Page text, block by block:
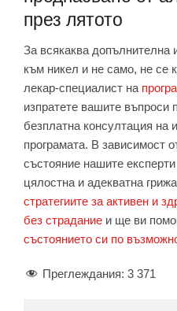
през лятото
За всякаква допълнителна
към никел и не само, не се
лекар-специалист на
изпратете вашите въпроси
безплатна консултация на
програмата. В зависимост
състояние нашите
цялостна и адекватна
стратегиите за активен и
без страдание и ще ви
състоянието си по
Преглеждания: 3 371